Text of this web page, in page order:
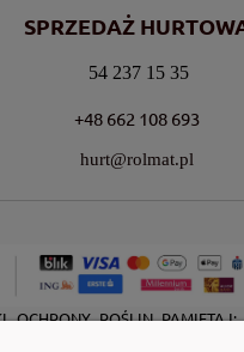
SPRZEDAŻ
54 237 15 35
+48 662 108 693
hurt@rolmat.pl
OCHRONY ROŚLIN